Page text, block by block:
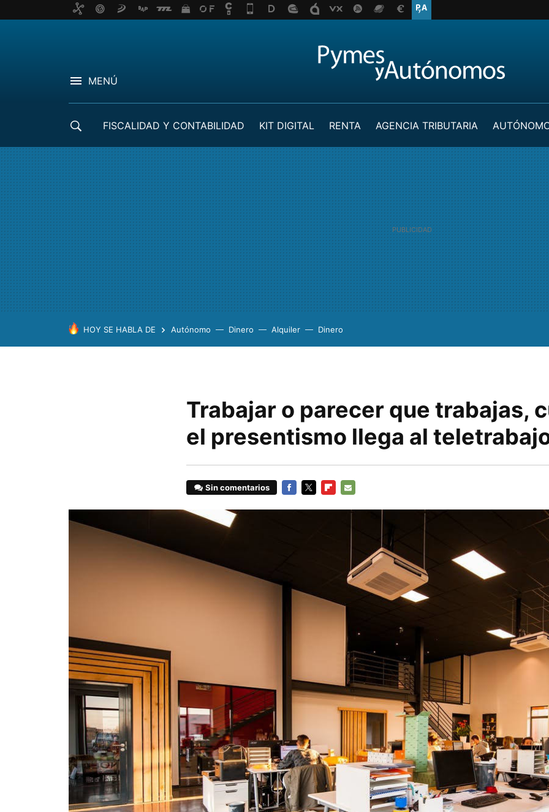
MENÚ
FISCALIDAD Y CONTABILIDAD KIT DIGITAL RENTA AGENCIA TRIBUTARIA
HOY SE HABLA DE Autónomo Dinero Alquiler Dinero
Trabajar o parecer que trabajas,
el presentismo llega al
Sin comentarios